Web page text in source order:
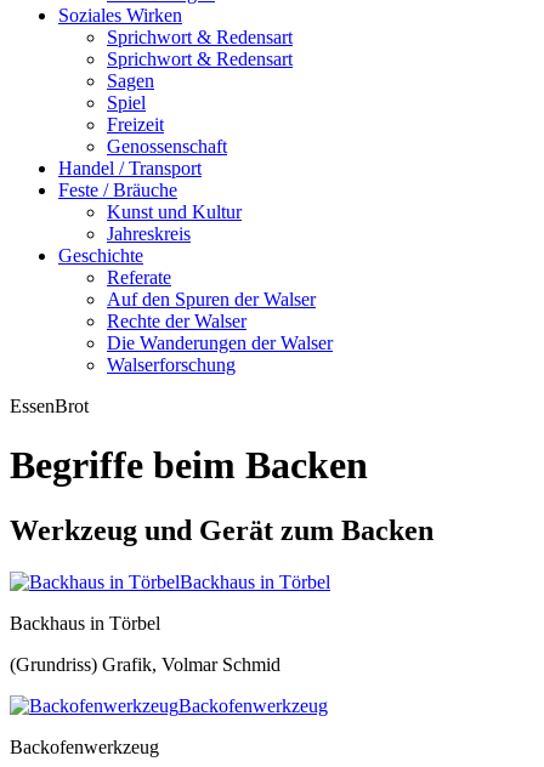
Soziales Wirken
Sprichwort & Redensart
Sprichwort & Redensart
Sagen
Spiel
Freizeit
Genossenschaft
Handel / Transport
Feste / Bräuche
Kunst und Kultur
Jahreskreis
Geschichte
Referate
Auf den Spuren der Walser
Rechte der Walser
Die Wanderungen der Walser
Walserforschung
EssenBrot
Begriffe beim Backen
Werkzeug und Gerät zum Backen
Backhaus in Törbel
Backhaus in Törbel
(Grundriss) Grafik, Volmar Schmid
Backofenwerkzeug
Backofenwerkzeug